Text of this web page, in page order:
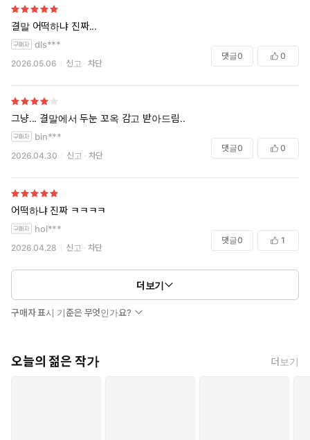
결말 어떡하냐 진짜...
dls***
2026.05.06 신고 차단
댓글0 0
그냥... 결말에서 두눈 꼬옥 감고 받아드림..
bin***
2026.04.30 신고 차단
댓글0 0
어떡하냐 진짜 ㅋㅋㅋㅋ
hol***
2026.04.28 신고 차단
댓글0 1
더보기
구매자 표시 기준은 무엇인가요?
오늘의 젊은 작가 더보기